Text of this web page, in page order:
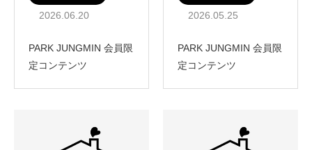
2026.06.20
PARK JUNGMIN 会員限
定コンテンツ
2026.05.25
PARK JUNGMIN 会員限
定コンテンツ